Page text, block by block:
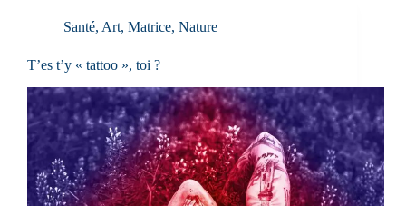
Santé, Art, Matrice, Nature
T’es t’y « tattoo », toi ?